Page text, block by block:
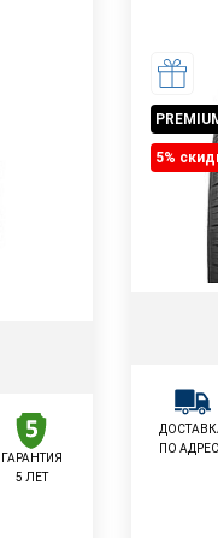
ГАРАНТИЯ
5 ЛЕТ
5%
ПО